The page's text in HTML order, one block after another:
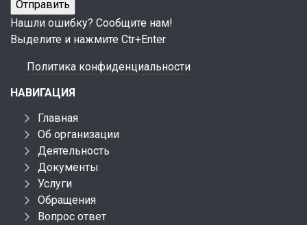
Нашли ошибку? Сообщите нам!
Выделите и нажмите Ctr+Enter
Политика конфиденциальности
НАВИГАЦИЯ
Главная
Об организации
Деятельность
Документы
Услуги
Обращения
Вопрос ответ